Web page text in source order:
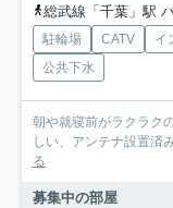
総武線「千葉」駅 バス
駐輪場 CATV イ
公共下水
朝や就寝前がラクラク
しい、アンテナ設置済
る
募集中の部屋